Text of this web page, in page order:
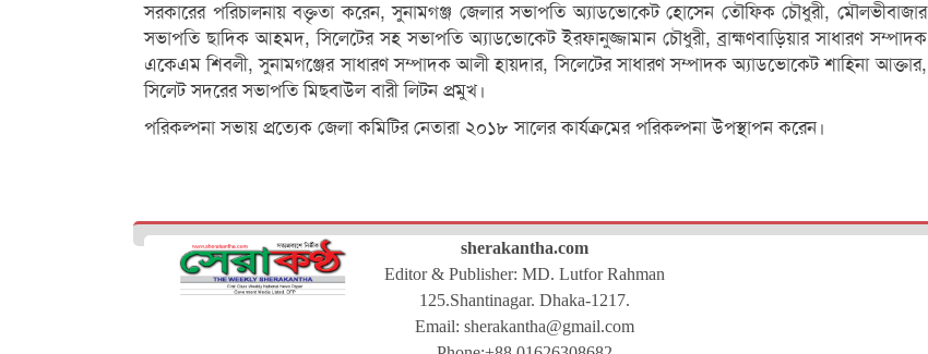
সরকারের পরিচালনায় বক্তৃতা করেন, সুনামগঞ্জ জেলার সভাপতি অ্যাডভোকেট হোসেন তৌফিক চৌধুরী, মৌলভীবাজার
সভাপতি ছাদিক আহমদ, সিলেটের সহ সভাপতি অ্যাডভোকেট ইরফানুজ্জামান চৌধুরী, ব্রাহ্মণবাড়িয়ার সাধারণ সম্পাদক
একেএম শিবলী, সুনামগঞ্জের সাধারণ সম্পাদক আলী হায়দার, সিলেটের সাধারণ সম্পাদক অ্যাডভোকেট শাহিনা আক্তার,
সিলেট সদরের সভাপতি মিছবাউল বারী লিটন প্রমুখ।
পরিকল্পনা সভায় প্রত্যেক জেলা কমিটির নেতারা ২০১৮ সালের কার্যক্রমের পরিকল্পনা উপস্থাপন করেন।
sherakantha.com
Editor & Publisher: MD. Lutfor Rahman
125.Shantinagar. Dhaka-1217.
Email: sherakantha@gmail.com